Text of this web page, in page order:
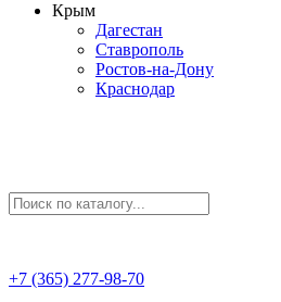
Крым
Дагестан
Ставрополь
Ростов-на-Дону
Краснодар
+7 (365) 277-98-70